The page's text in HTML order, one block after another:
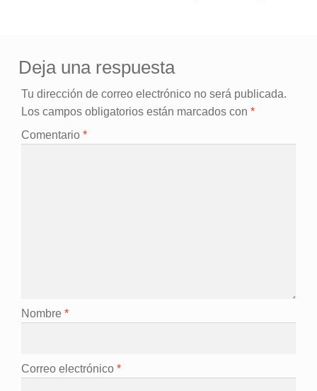
Deja una respuesta
Tu dirección de correo electrónico no será publicada.
Los campos obligatorios están marcados con *
Comentario *
Nombre *
Correo electrónico *